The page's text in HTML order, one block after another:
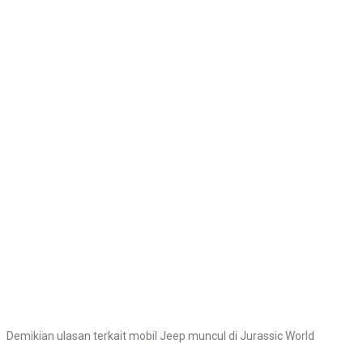
Demikian ulasan terkait mobil Jeep muncul di Jurassic World